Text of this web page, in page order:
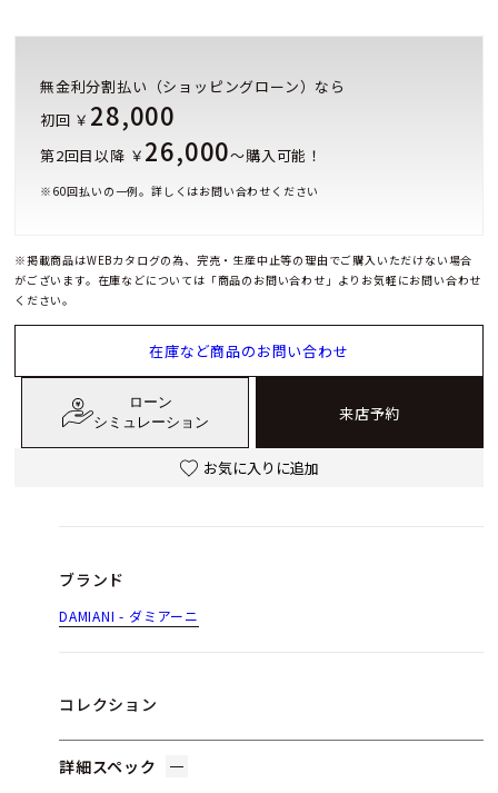
無金利分割払い（ショッピングローン）なら
初回 ￥ 28,000
第2回目以降 ￥ 26,000～購入可能！
※ 60回払いの一例。詳しくはお問い合わせください
※掲載商品はWEBカタログの為、完売・生産中止等の理由でご購入いただけない場合
がございます。在庫などについては「商品のお問い合わせ」よりお気軽にお問い合わせ
ください。
在庫など商品のお問い合わせ
ローン
シミュレーション
来店予約
お気に入りに追加
ブランド
DAMIANI - ダミアーニ
コレクション
詳細スペック